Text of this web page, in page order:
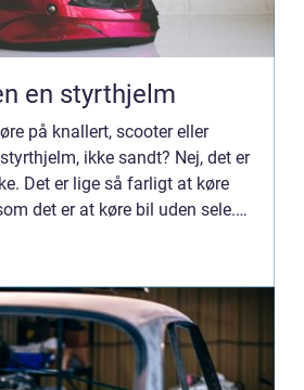
en styrthjelm
på knallert, scooter eller
ikke sandt? Nej, det er
Det er lige så farligt at køre
det er at køre bil uden sele.